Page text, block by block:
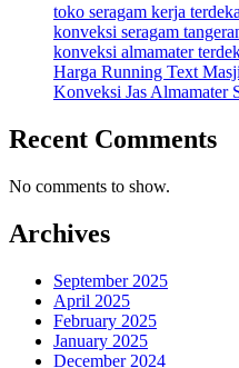
toko seragam kerja
konveksi seragam
konveksi almamater
Harga Running Text
Konveksi Jas Almamater
Recent Comments
No comments to show.
Archives
September 2025
April 2025
February 2025
January 2025
December 2024